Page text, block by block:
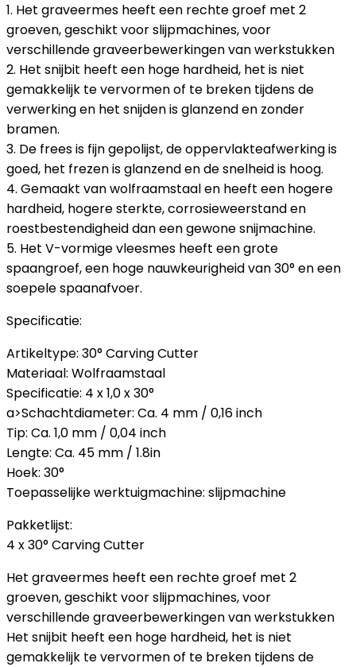
1. Het graveermes heeft een rechte groef met 2
groeven, geschikt voor slijpmachines, voor
verschillende graveerbewerkingen van werkstukken
2. Het snijbit heeft een hoge hardheid, het is niet
gemakkelijk te vervormen of te breken tijdens de
verwerking en het snijden is glanzend en zonder
bramen.
3. De frees is fijn gepolijst, de oppervlakteafwerking is
goed, het frezen is glanzend en de snelheid is hoog.
4. Gemaakt van wolfraamstaal en heeft een hogere
hardheid, hogere sterkte, corrosieweerstand en
roestbestendigheid dan een gewone snijmachine.
5. Het V-vormige vleesmes heeft een grote
spaangroef, een hoge nauwkeurigheid van 30° en een
soepele spaanafvoer.
Specificatie:
Artikeltype: 30° Carving Cutter
Materiaal: Wolfraamstaal
Specificatie: 4 x 1,0 x 30°
a>Schachtdiameter: Ca. 4 mm / 0,16 inch
Tip: Ca. 1,0 mm / 0,04 inch
Lengte: Ca. 45 mm / 1.8in
Hoek: 30°
Toepasselijke werktuigmachine: slijpmachine
Pakketlijst:
4 x 30° Carving Cutter
Het graveermes heeft een rechte groef met 2
groeven, geschikt voor slijpmachines, voor
verschillende graveerbewerkingen van werkstukken
Het snijbit heeft een hoge hardheid, het is niet
gemakkelijk te vervormen of te breken tijdens de